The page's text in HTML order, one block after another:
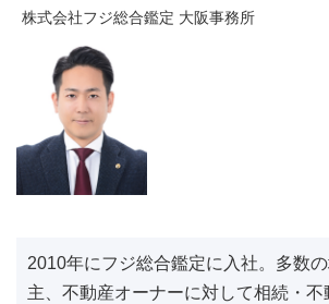
株式会社フジ総合鑑定 大阪事務所
2010年にフジ総合鑑定に入社。多数
主、不動産オーナーに対して相続・不